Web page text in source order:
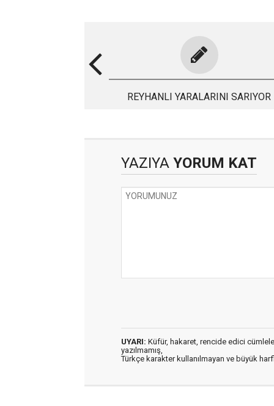
REYHANLI YARALARINI SARIYOR
YAZIYA YORUM KAT
UYARI: Küfür, hakaret, rencide edici
yazılmamış,
Türkçe karakter kullanılmayan ve büyük